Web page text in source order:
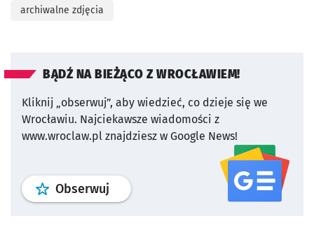
archiwalne zdjęcia
BĄDŹ NA BIEŻĄCO Z WROCŁAWIEM!
Kliknij „obserwuj”, aby wiedzieć, co dzieje się we
Wrocławiu. Najciekawsze wiadomości z
www.wroclaw.pl znajdziesz w Google News!
Obserwuj profil serwisu